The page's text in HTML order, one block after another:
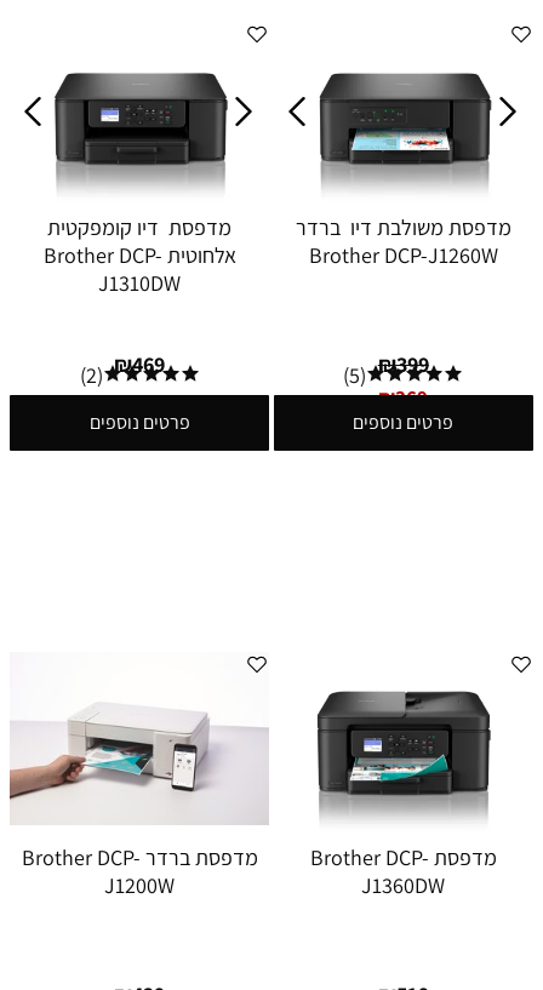
מדפסת משולבת דיו ברדר
Brother DCP-J1260W
₪399
₪369
(5)
פרטים נוספים
מדפסת דיו קומפקטית
אלחוטית Brother DCP-
J1310DW
₪469
(2)
פרטים נוספים
מדפסת Brother DCP-
J1360DW
מדפסת ברדר Brother DCP-
J1200W